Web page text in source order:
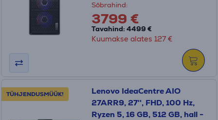
Sõbrahind:
3799 €
Tavahind: 4499 €
Kuumakse alates 127 €
TÜHJENDUSMÜÜK!
Lenovo IdeaCentre AIO
27ARR9, 27'', FHD, 100 Hz,
Ryzen 5, 16 GB, 512 GB, hall -